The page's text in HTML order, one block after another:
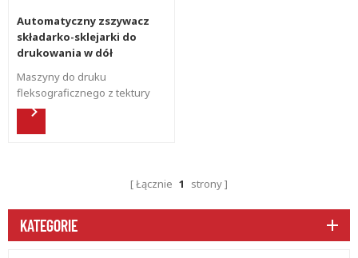
Automatyczny zszywacz
składarko-sklejarki do
drukowania w dół
Maszyny do druku
fleksograficznego z tektury
falistej do produkcji pudełek
Łącznie 1 strony
KATEGORIE